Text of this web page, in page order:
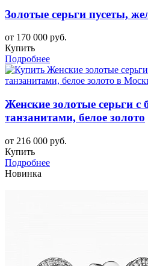
Золотые серьги пусеты,
от 170 000 руб.
Купить
Подробнее
Женские золотые серьги
танзанитами, белое золото
от 216 000 руб.
Купить
Подробнее
Новинка